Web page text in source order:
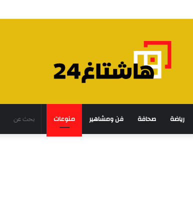
رياضة صحافة فن ومشاهير منوعات